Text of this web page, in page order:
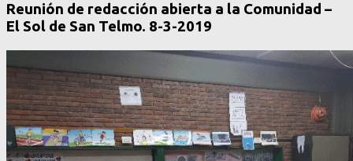
Reunión de redacción abierta a la Comunidad –
El Sol de San Telmo. 8-3-2019